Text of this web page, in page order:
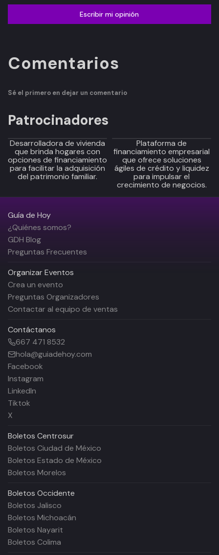
Escribir mi opinión
Comentarios
Sé el primero en dejar un comentario
Patrocinadores
Desarrolladora de vivienda
que brinda hogares con
opciones de financiamiento
para facilitar la adquisición
del patrimonio familiar.
Plataforma de
financiamiento empresarial
que ofrece soluciones
ágiles de crédito y liquidez
para impulsar el
crecimiento de negocios.
Guía de Hoy
¿Quiénes somos?
GDH Blog
Preguntas Frecuentes
Organizar Eventos
Crea un evento
Preguntas Organizadores
Contactar al equipo de ventas
Contáctanos
667 471 8532
hola@guiadehoy.com
Facebook
Instagram
LinkedIn
Tiktok
X
Boletos Centrosur
Boletos Ciudad de México
Boletos Estado de México
Boletos Morelos
Boletos Occidente
Boletos Jalisco
Boletos Michoacán
Boletos Nayarit
Boletos Colima